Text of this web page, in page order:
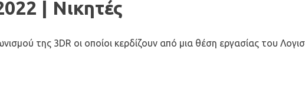
| Νικητές
της 3DR οι οποίοι κερδίζουν από μια θέση εργασίας του